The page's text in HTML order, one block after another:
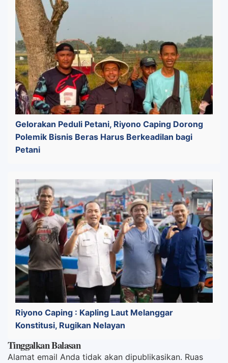
Gelorakan Peduli Petani, Riyono Caping Dorong
Polemik Bisnis Beras Harus Berkeadilan bagi
Petani
Riyono Caping : Kapling Laut Melanggar
Konstitusi, Rugikan Nelayan
Tinggalkan Balasan
Alamat email Anda tidak akan dipublikasikan. Ruas